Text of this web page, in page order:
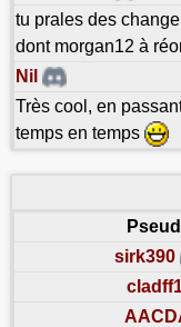
tu prales des
dont morgan12 à
Nil
Très cool, en
temps en temps
sirk390